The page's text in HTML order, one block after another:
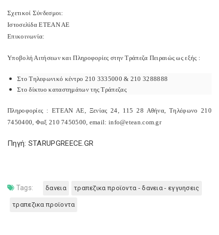
Σχετικοί Σύνδεσμοι:
Ιστοσελίδα ΕΤΕΑΝ ΑΕ
Επικοινωνία:
Υποβολή Αιτήσεων και Πληροφορίες στην Τράπεζα Πειραιώς ως εξής :
Στο Τηλεφωνικό κέντρο 210 3335000 & 210 3288888
Στο δίκτυο καταστημάτων της Τράπεζας
Πληροφορίες : ΕΤΕΑΝ ΑΕ, Ξενίας 24, 115 28 Αθήνα, Τηλέφωνο 210
7450400, Φαξ 210 7450500, email: info@etean.com.gr
Πηγή: STARUPGREECE.GR
Tags: δανεια τραπεζικα προϊοντα - δανεια - εγγυησεις
τραπεζικα προϊοντα